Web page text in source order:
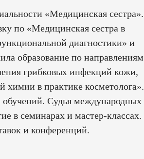
«Медицинская сестра».
по «Медицинская сестра в
диагностики» и
образование по направлениям
грибковых инфекций кожи,
химии в практике косметолога».
обучений. Судья международных
в семинарах и мастер-классах.
и конференций.